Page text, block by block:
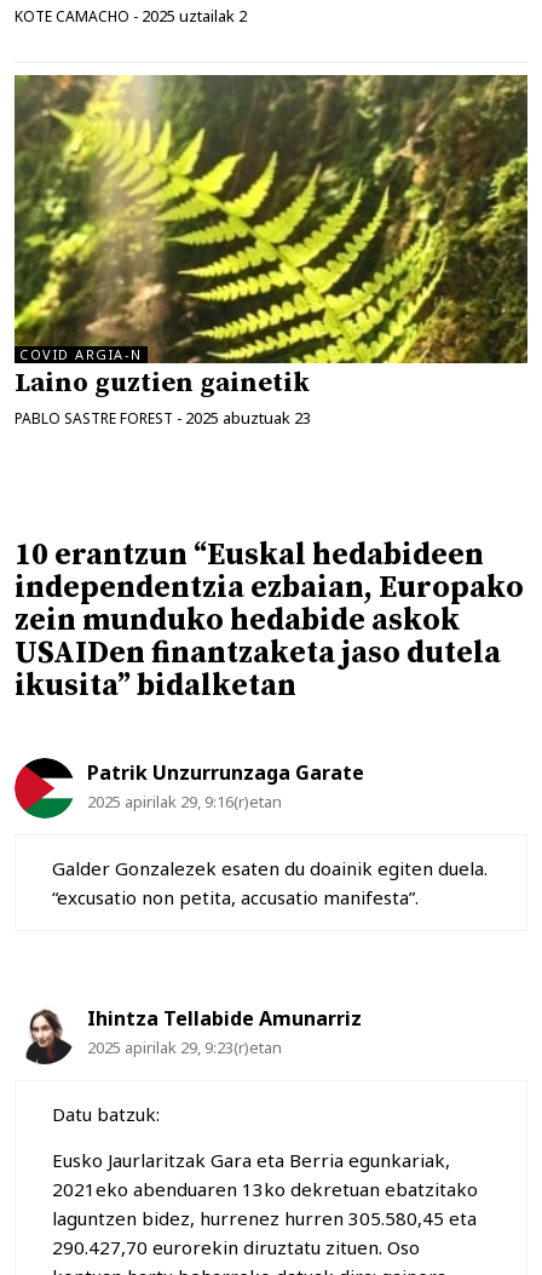
KOTE CAMACHO - 2025 uztailak 2
COVID ARGIA-N
Laino guztien gainetik
PABLO SASTRE FOREST - 2025 abuztuak 23
10 erantzun “Euskal hedabideen
independentzia ezbaian, Europako
zein munduko hedabide askok
USAIDen finantzaketa jaso dutela
ikusita” bidalketan
Patrik Unzurrunzaga Garate
2025 apirilak 29, 9:16(r)etan
Galder Gonzalezek esaten du doainik egiten duela.
“excusatio non petita, accusatio manifesta”.
Ihintza Tellabide Amunarriz
2025 apirilak 29, 9:23(r)etan
Datu batzuk:
Eusko Jaurlaritzak Gara eta Berria egunkariak,
2021eko abenduaren 13ko dekretuan ebatzitako
laguntzen bidez, hurrenez hurren 305.580,45 eta
290.427,70 eurorekin diruztatu zituen. Oso